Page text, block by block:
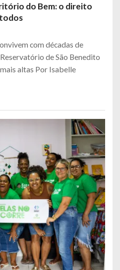
do Bem: o direito
com décadas de
de São Benedito
altas Por Isabelle